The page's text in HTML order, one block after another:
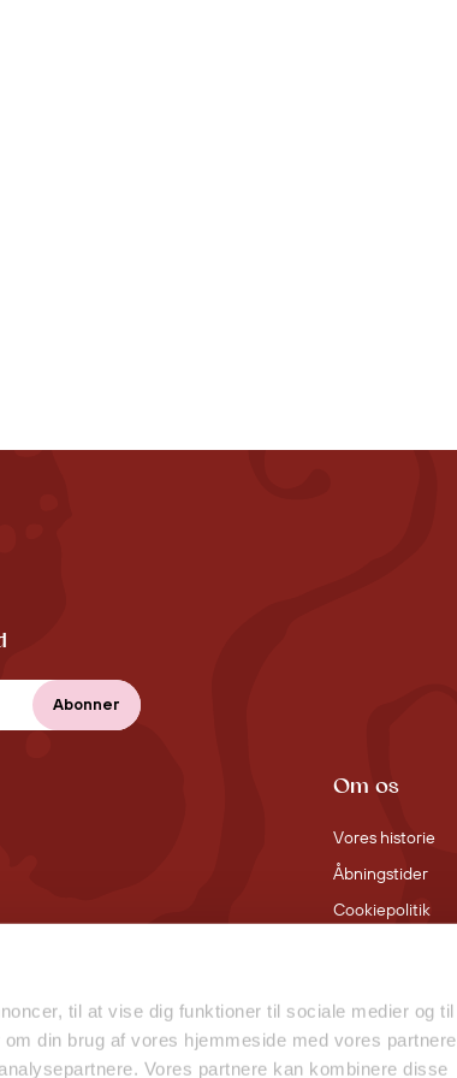
til at vise dig funktioner til sociale medier og til
din brug af vores hjemmeside med vores partnere
Vores partnere kan kombinere disse
Om os
Vores historie
Åbningstider
Cookiepolitik